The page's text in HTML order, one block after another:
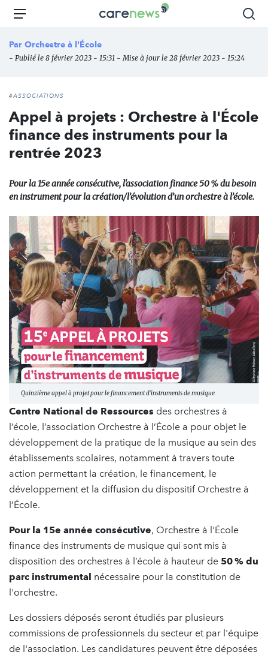
Aller
principal
Carenews,
des
Menu
Par Orchestre à l'École
- Publié le 8 février 2023 - 15:31 - Mise à jour le 28 février 2023 - 15:24
#ASSOCIATIONS
Appel à projets : Orchestre à l'École
finance des instruments pour la
rentrée 2023
Pour la 15e année consécutive, l'association finance 50 % du besoin
en instrument pour la création/l’évolution d’un orchestre à l’école.
Quinzième appel à projet pour le financement d'instruments de musique
Centre National de Ressources des orchestres à
l’école, l’association Orchestre à l’École a pour objet le
développement de la pratique de la musique au sein des
établissements scolaires, notamment à travers toute
action permettant la création, le financement, le
développement et la diffusion du dispositif Orchestre à
l’École.
Pour la 15e année consécutive, Orchestre à l'École
finance des instruments de musique qui sont mis à
disposition des orchestres à l’école à hauteur de 50 % du
parc instrumental nécessaire pour la constitution de
l'orchestre.
Les dossiers déposés seront étudiés par plusieurs
commissions de professionnels du secteur et par l'équipe
de l'association. Les candidatures peuvent être déposées